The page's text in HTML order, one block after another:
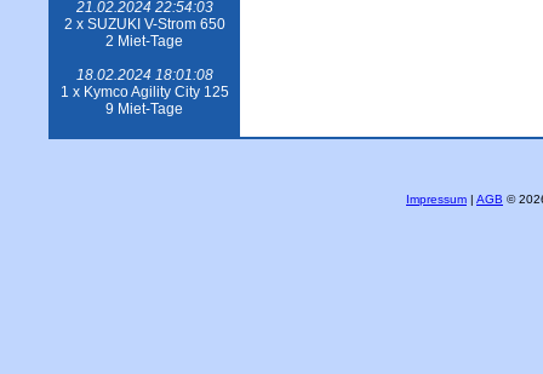
21.02.2024 22:54:03
2 x SUZUKI V-Strom 650
2 Miet-Tage
18.02.2024 18:01:08
1 x Kymco Agility City 125
9 Miet-Tage
Impressum | AGB ©